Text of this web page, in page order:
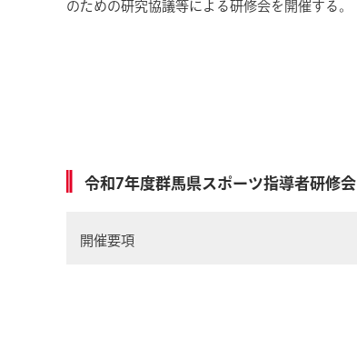
のための研究協議等による研修会を開催する。
令和7年度群馬県スポーツ指導者研修会
開催要項